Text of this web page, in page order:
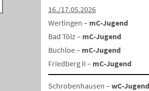
16./17.05.2026
Wertingen – mC-Jugend
Bad Tölz – mC-Jugend
Buchloe – mC-Jugend
Friedberg II – mC-Jugend
Schrobenhausen – wC-Jugend